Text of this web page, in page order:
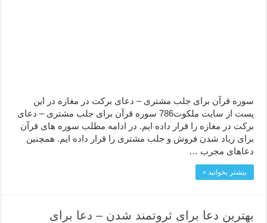
سوره قرآن برای جلب مشتری – دعای برکت در مغازه در این
پست از سایت ملکوت786 سوره قرآن برای جلب مشتری – دعای
برکت در مغازه را قرار داده ایم. در ادامه مطلب سوره های قرآن
برای زیاد شدن فروش و جلب مشتری را قرار داده ایم. همچنین
دعاهای مجرب …
بیشتر بخوانید »
بهترین دعا برای ثروتمند شدن – دعا برای